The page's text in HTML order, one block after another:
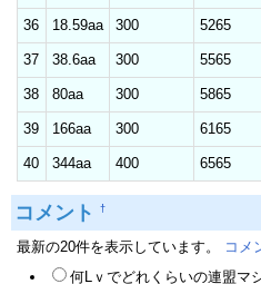
36 18.59aa 300 5265
37 38.6aa 300 5565
38 80aa 300 5865
39 166aa 300 6165
40 344aa 400 6565
コメント †
最新の20件を表示しています。
コメ
何Lｖでどれくらいの連盟マ